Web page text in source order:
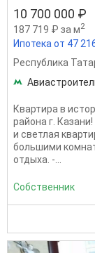
10 700 000 ₽
187 719 ₽ за м2
Ипотека от 47
Республика
Квартира в
района г.
и светлая
большими
отдыха. -...
Собственник